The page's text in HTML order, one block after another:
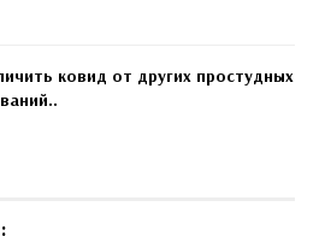
ковид от других простудных